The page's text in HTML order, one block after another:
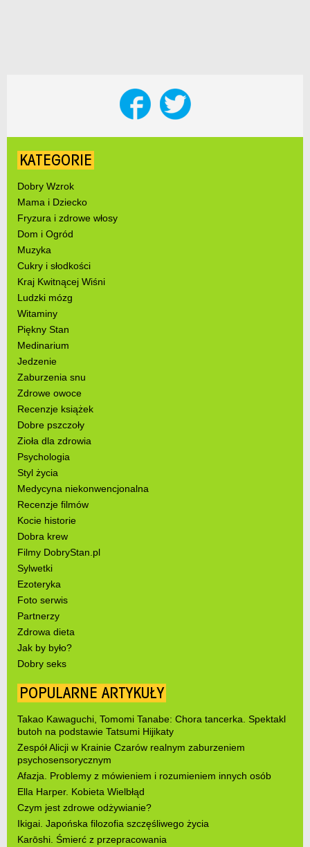
KATEGORIE
Dobry Wzrok
Mama i Dziecko
Fryzura i zdrowe włosy
Dom i Ogród
Muzyka
Cukry i słodkości
Kraj Kwitnącej Wiśni
Ludzki mózg
Witaminy
Piękny Stan
Medinarium
Jedzenie
Zaburzenia snu
Zdrowe owoce
Recenzje książek
Dobre pszczoły
Zioła dla zdrowia
Psychologia
Styl życia
Medycyna niekonwencjonalna
Recenzje filmów
Kocie historie
Dobra krew
Filmy DobryStan.pl
Sylwetki
Ezoteryka
Foto serwis
Partnerzy
Zdrowa dieta
Jak by było?
Dobry seks
POPULARNE ARTYKUŁY
Takao Kawaguchi, Tomomi Tanabe: Chora tancerka. Spektakl
butoh na podstawie Tatsumi Hijikaty
Zespół Alicji w Krainie Czarów realnym zaburzeniem
psychosensorycznym
Afazja. Problemy z mówieniem i rozumieniem innych osób
Ella Harper. Kobieta Wielbłąd
Czym jest zdrowe odżywianie?
Ikigai. Japońska filozofia szczęśliwego życia
Karōshi. Śmierć z przepracowania